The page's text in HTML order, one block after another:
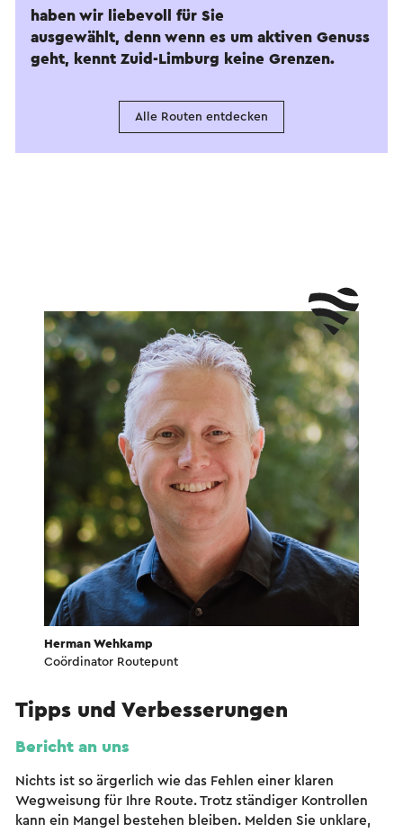
haben wir liebevoll für Sie
ausgewählt, denn wenn es um aktiven Genuss
geht, kennt Zuid-Limburg keine Grenzen.
Alle Routen entdecken
Herman Wehkamp
Coördinator Routepunt
Tipps und Verbesserungen
Bericht an uns
Nichts ist so ärgerlich wie das Fehlen einer klaren
Wegweisung für Ihre Route. Trotz ständiger Kontrollen
kann ein Mangel bestehen bleiben. Melden Sie unklare,